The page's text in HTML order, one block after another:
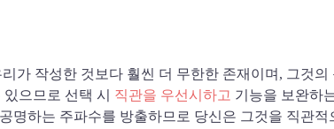
작성한 것보다 훨씬 더 무한한 존재이며, 그것
으므로 선택 시 직관을 우선시하고 기능을 보완하
하는 주파수를 방출하므로 당신은 그것을 직관